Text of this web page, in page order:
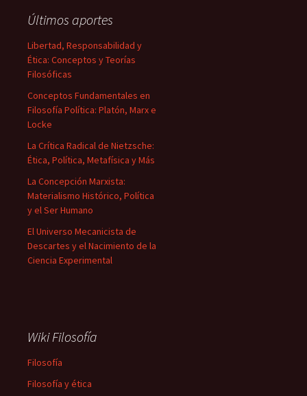
Últimos aportes
Libertad, Responsabilidad y
Ética: Conceptos y Teorías
Filosóficas
Conceptos Fundamentales en
Filosofía Política: Platón, Marx e
Locke
La Crítica Radical de Nietzsche:
Ética, Política, Metafísica y Más
La Concepción Marxista:
Materialismo Histórico, Política
y el Ser Humano
El Universo Mecanicista de
Descartes y el Nacimiento de la
Ciencia Experimental
Wiki Filosofía
Filosofía
Filosofía y ética